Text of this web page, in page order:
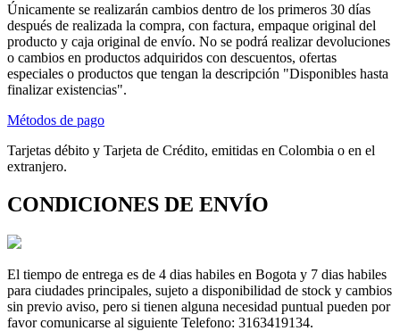
Únicamente se realizarán cambios dentro de los primeros 30 días
después de realizada la compra, con factura, empaque original del
producto y caja original de envío. No se podrá realizar devoluciones
o cambios en productos adquiridos con descuentos, ofertas
especiales o productos que tengan la descripción "Disponibles hasta
finalizar existencias".
Métodos de pago
Tarjetas débito y Tarjeta de Crédito, emitidas en Colombia o en el
extranjero.
CONDICIONES DE ENVÍO
El tiempo de entrega es de 4 dias habiles en Bogota y 7 dias habiles
para ciudades principales, sujeto a disponibilidad de stock y cambios
sin previo aviso, pero si tienen alguna necesidad puntual pueden por
favor comunicarse al siguiente Telefono: 3163419134.